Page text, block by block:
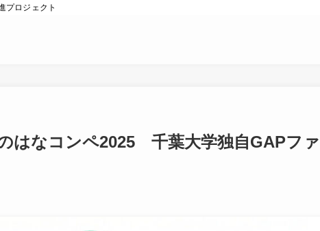
プロジェクト
はなコンペ2025 千葉大学独自GAPファ